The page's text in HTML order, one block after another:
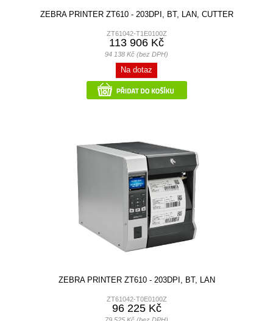
ZEBRA PRINTER ZT610 - 203DPI, BT, LAN, CUTTER
ZT61042-T1E0100Z
113 906 Kč
94 138 Kč (bez DPH)
Na dotaz
ZEBRA PRINTER ZT610 - 203DPI, BT, LAN
ZT61042-T0E0100Z
96 225 Kč